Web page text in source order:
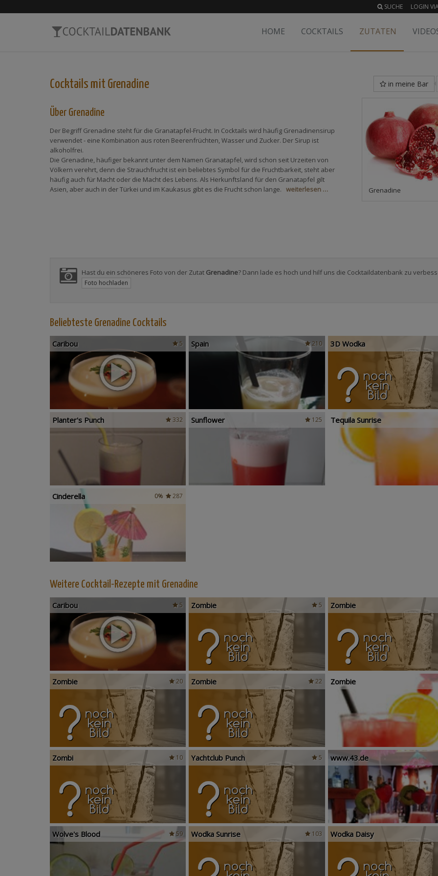
SUCHE LOGIN
HOME COCKTAILS ZUTATEN
in meine Bar
Cocktails mit Grenadine
Grenadine
Über Grenadine
Der Begriff Grenadine steht für die Granatapfel-Frucht. In Cocktails wird häufig Grenadinensirup
verwendet - eine Kombination aus roten Beerenfrüchten, Wasser und Zucker. Der Sirup ist
alkoholfrei.
Die Grenadine, häufiger bekannt unter dem Namen Granatapfel, wird schon seit Urzeiten von
Völkern verehrt, denn die Strauchfrucht ist ein beliebtes Symbol für die Fruchtbarkeit, steht aber
häufig auch für Macht oder die Macht des Lebens. Als Herkunftsland für den Granatapfel gilt
Asien, aber auch in der Türkei und im Kaukasus gibt es die Frucht schon lange. weiterlesen …
Hast du ein schöneres Foto von der Zutat Grenadine? Dann lade es hoch und hilf uns die Cocktaildatenbank zu
Foto hochladen
Beliebteste Grenadine Cocktails
5
Caribou 210
Spain 3D Wodka
332
Planter's Punch 125
Sunflower Tequila Sunrise
287
0%
Cinderella
Weitere Cocktail-Rezepte mit Grenadine
5
Caribou 5
Zombie Zombie
20
Zombie 22
Zombie Zombie
10
Zombi 5
Yachtclub Punch www.43.de
59
Wolve's Blood 103
Wodka Sunrise Wodka Daisy